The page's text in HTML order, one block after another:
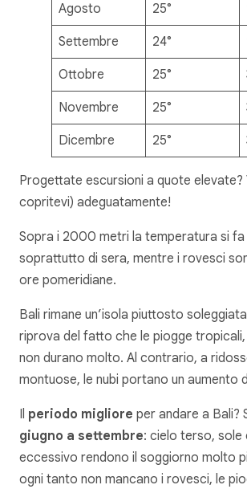
Agosto 25°
Settembre 24°
Ottobre 25°
Novembre 25°
Dicembre 25°
Progettate escursioni a quote elevate?
copritevi) adeguatamente!
Sopra i 2000 metri la temperatura si fa
soprattutto di sera, mentre i rovesci
ore pomeridiane.
Bali rimane un’isola piuttosto
riprova del fatto che le piogge tropicali,
non durano molto. Al contrario, a
montuose, le nubi portano un aumento
Il periodo migliore per andare a Bali?
giugno a settembre: cielo terso, sole
eccessivo rendono il soggiorno molto
ogni tanto non mancano i rovesci, le